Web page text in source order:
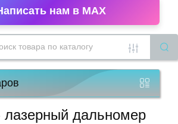
нам в MAX
дальномер